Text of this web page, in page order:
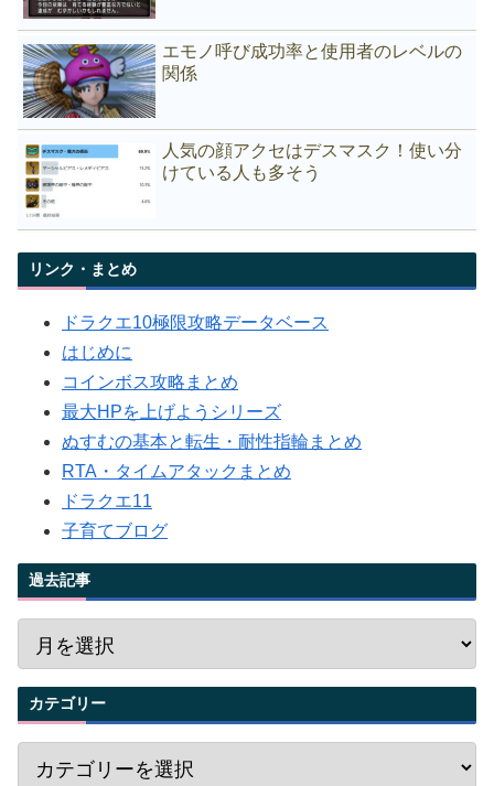
エモノ呼び成功率と使用者のレベルの
関係
人気の顔アクセはデスマスク！使い分
けている人も多そう
リンク・まとめ
ドラクエ10極限攻略データベース
はじめに
コインボス攻略まとめ
最大HPを上げようシリーズ
ぬすむの基本と転生・耐性指輪まとめ
RTA・タイムアタックまとめ
ドラクエ11
子育てブログ
過去記事
カテゴリー